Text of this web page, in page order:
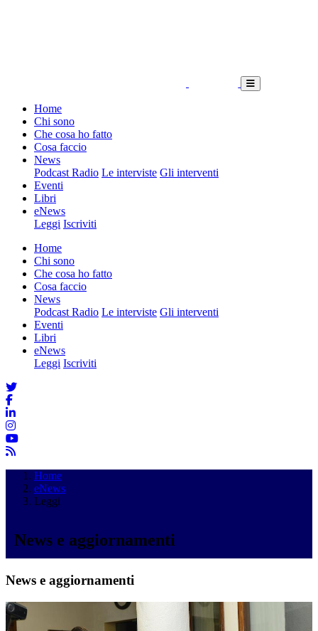
Home
Chi sono
Che cosa ho fatto
Cosa faccio
News
Podcast Radio Le interviste Gli interventi
Eventi
Libri
eNews
Leggi Iscriviti
Home
Chi sono
Che cosa ho fatto
Cosa faccio
News
Podcast Radio Le interviste Gli interventi
Eventi
Libri
eNews
Leggi Iscriviti
Home
eNews
Leggi
News e aggiornamenti
News e aggiornamenti